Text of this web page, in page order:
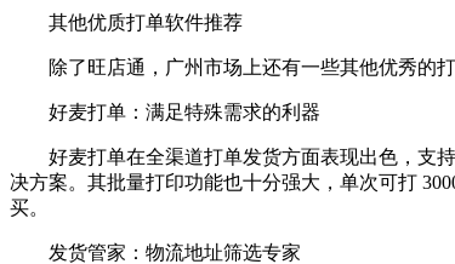
其他优质打单软件推荐
除了旺店通，广州市场上还有一些其他优秀的打
好麦打单：满足特殊需求的利器
好麦打单在全渠道打单发货方面表现出色，支持
决方案。其批量打印功能也十分强大，单次可打
买。
发货管家：物流地址筛选专家